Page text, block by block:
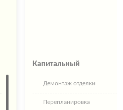
Капитальный
Демонтаж отделки
Перепланировка